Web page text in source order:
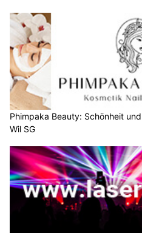
Phimpaka Beauty: Schönheit
Wil SG